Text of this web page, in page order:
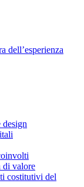
dell’esperienza
design
di valore
costitutivi del